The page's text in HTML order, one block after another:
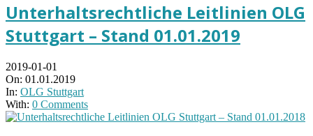
Unterhaltsrechtliche Leitlinien OLG
Stuttgart – Stand 01.01.2019
2019-01-01
On: 01.01.2019
In: OLG Stuttgart
With: 0 Comments